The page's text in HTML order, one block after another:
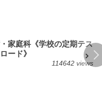
・家庭科《学校の定期テス
ード》
114642 views